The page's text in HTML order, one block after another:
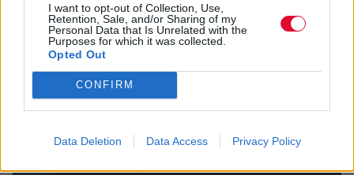
I want to opt-out of Collection, Use,
Retention, Sale, and/or Sharing of my
Personal Data that Is Unrelated with the
Purposes for which it was collected.
Opted Out
CONFIRM
Data Deletion Data Access Privacy Policy